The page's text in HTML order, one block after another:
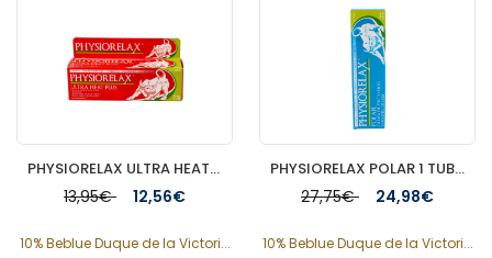
PHYSIORELAX ULTRA HEAT MASAJE DEPORTIVO 75 ML
13,95€ 12,56€
10% Beblue Duque de la Victori...
PHYSIORELAX POLAR 1 TUBO 250 ML
27,75€ 24,98€
10% Beblue Duque de la Victori...